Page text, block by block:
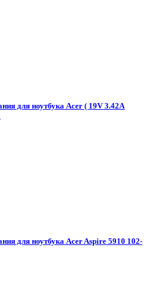
для ноутбука Acer ( 19V 3.42A
для ноутбука Acer Aspire 5910 102-